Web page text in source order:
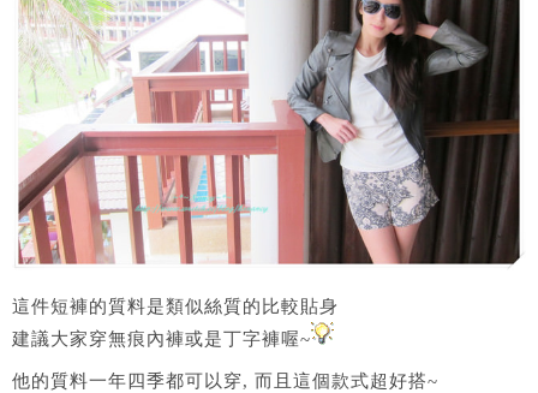
這件短褲的質料是類似絲質的比較貼身
建議大家穿無痕內褲或是丁字褲喔~
他的質料一年四季都可以穿, 而且這個款式超好搭~